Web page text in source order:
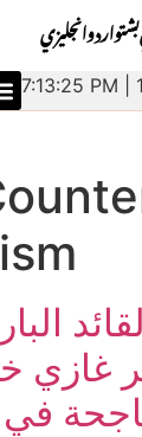
انجليزياردوبشتو
7:13:25 PM |
غازي